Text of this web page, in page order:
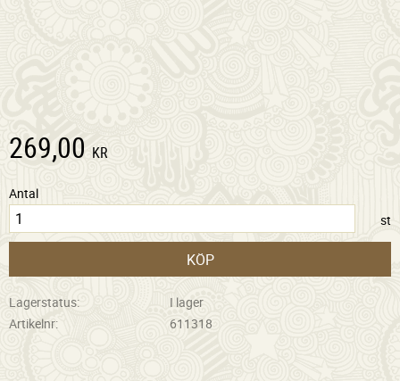
269,00 KR
Antal
st
KÖP
Lagerstatus
I lager
Artikelnr
611318